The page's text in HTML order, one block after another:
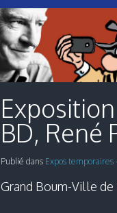
BD, René
Publié dans Expos temporaires
Grand Boum-Ville de